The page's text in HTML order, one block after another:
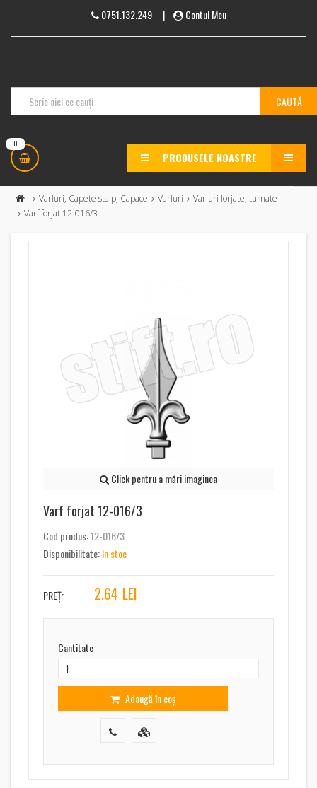
0751.132.249| Contul Meu
0
PRODUSELE NOASTRE MENU
Varfuri, Capete stalp, Capace Varfuri
Varfuri forjate, turnate
Varf forjat 12-016/3
Click pentru a mări imaginea
Varf forjat 12-016/3
Cod produs:12-016/3
Disponibilitate:In stoc
PREȚ: 2.64 LEI
Cantitate
Adaugă în coș